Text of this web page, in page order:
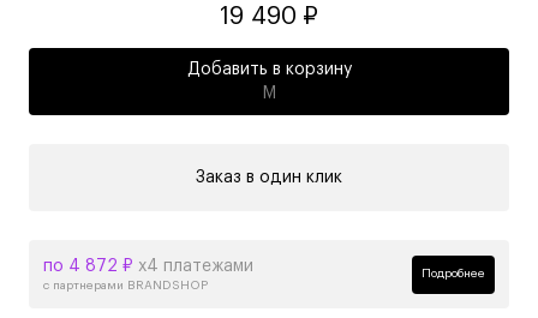
19 490 ₽
Добавить в корзину
M
Заказ в один клик
по 4 872 ₽ х4 платежами
с партнерами BRANDSHOP
Подробнее